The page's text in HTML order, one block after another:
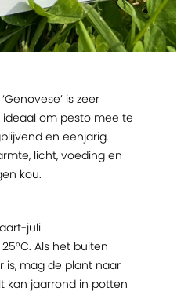
is zeer
om pesto mee te
en eenjarig.
licht, voeding en
kou.
juli
Als het buiten
is, mag de plant naar
kan jaarrond in potten